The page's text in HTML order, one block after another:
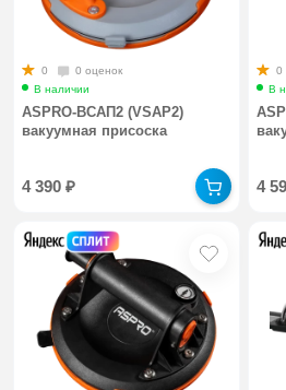
0
0 оценок
В наличии
ASPRO-ВСАП2 (VSAP2)
вакуумная присоска
4 390₽
0
В
4